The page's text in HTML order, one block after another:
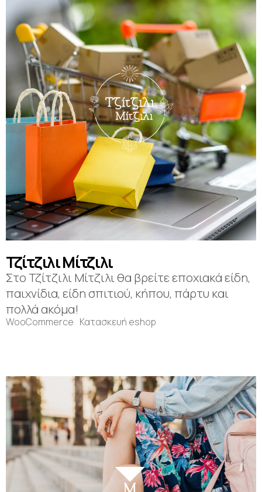
Τζίτζιλι Μίτζιλι
Στο Τζίτζιλι Μίτζιλι θα βρείτε εποχιακά είδη,
παιχνίδια, είδη σπιτιού, κήπου, πάρτυ και
πολλά ακόμα!
WooCommerce Κατασκευή eshop